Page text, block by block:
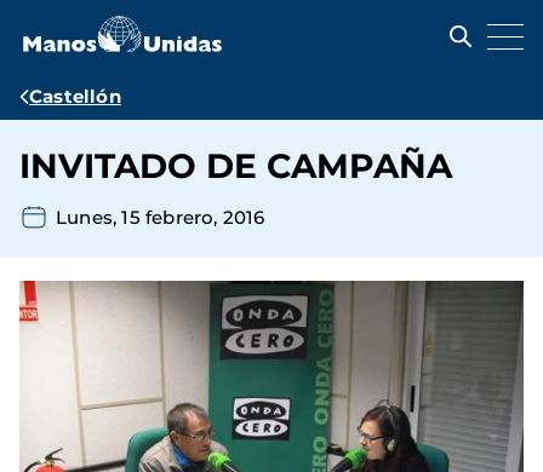
contenido
Ruta
navegación
Castellón
INVITADO DE CAMPAÑA
Lunes, 15 febrero, 2016